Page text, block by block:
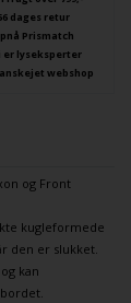
dages retur
Prismatch
er lyseksperter
webshop
og Front
kugleformede
den er slukket.
kan